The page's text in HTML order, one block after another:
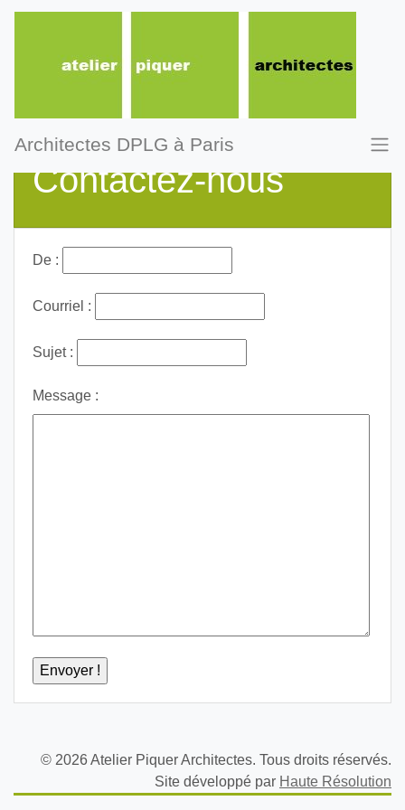
Architectes DPLG à Paris
Contactez-nous
De :
Courriel :
Sujet :
Message :
© 2026 Atelier Piquer Architectes. Tous droits réservés.
Site développé par Haute Résolution